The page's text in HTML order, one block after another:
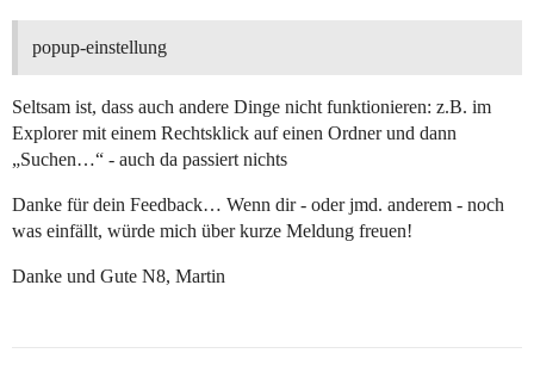
popup-einstellung
Seltsam ist, dass auch andere Dinge nicht funktionieren: z.B. im
Explorer mit einem Rechtsklick auf einen Ordner und dann
„Suchen…“ - auch da passiert nichts
Danke für dein Feedback… Wenn dir - oder jmd. anderem - noch
was einfällt, würde mich über kurze Meldung freuen!
Danke und Gute N8, Martin